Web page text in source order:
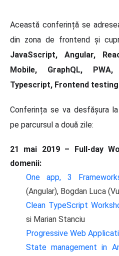
Această conferință se
din zona de frontend și
JavaSscript, Angular,
Mobile, GraphQL,
Typescript, Frontend testing
Conferința se va desfășura
pe parcursul a două zile:
21
mai 2019 – Full-day
domenii:
One app, 3
(Angular), Bogdan Luca
Clean TypeScript
si Marian Stanciu
Progressive Web
State management in